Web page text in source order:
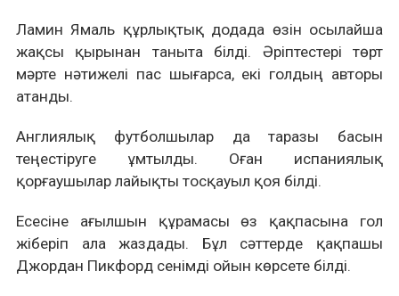
Ламин Ямаль құрлықтық додада өзін осылайша
жақсы қырынан таныта білді. Әріптестері төрт
мәрте нәтижелі пас шығарса, екі голдың авторы
атанды.
Англиялық футболшылар да таразы басын
теңестіруге ұмтылды. Оған испаниялық
қорғаушылар лайықты тосқауыл қоя білді.
Есесіне ағылшын құрамасы өз қақпасына гол
жіберіп ала жаздады. Бұл сәттерде қақпашы
Джордан Пикфорд сенімді ойын көрсете білді.